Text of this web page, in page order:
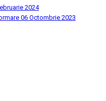
2024
06 Octombrie 2023